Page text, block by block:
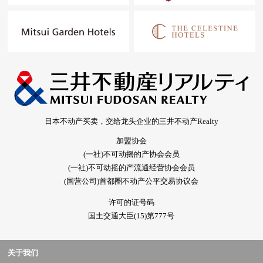
日本不动产买卖，交给龙头企业的三井不动产Realty
加盟协会
(一社)不可动摇的产协会会员
(一社)不可动摇的产流通经营协会会员
(国营公司)首都圈不动产公平交易协议会
许可的证号码
国土交通大臣(15)第777号
关于我们